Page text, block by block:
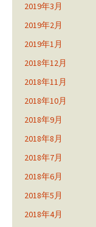
2019年3月
2019年2月
2019年1月
2018年12月
2018年11月
2018年10月
2018年9月
2018年8月
2018年7月
2018年6月
2018年5月
2018年4月